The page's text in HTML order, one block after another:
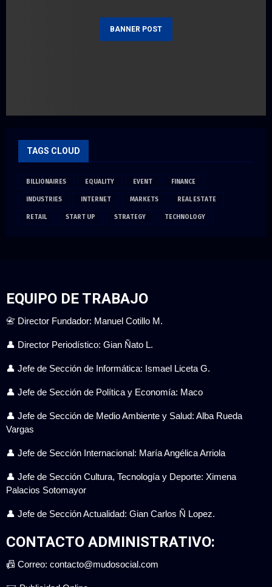
BANNER POST
TAGS CLOUD
BILLIONAIRES EQUALITY EVENT FINANCE
INDUSTRIES INTERNET MARKETS REAL ESTATE
RETAIL START UP STRATEGY TECHNOLOGY
EQUIPO DE TRABAJO
📇 Director Fundador: Manuel Cotillo M.
👤 Director Periodístico: Gian Ñato L.
👤 Jefe de Sección de Informática: Ismael Liceta G.
👤 Jefe de Sección de Política y Economía: Maco
👤 Jefe de Sección de Medio Ambiente y Salud: Alba Rueda
Vargas
👤 Jefe de Sección Internacional: María Angélica Arriola
👤 Jefe de Sección Cultura, Tecnología y Deporte: Ximena
Palacios Sotomayor
👤 Jefe de Sección Actualidad: Gian Carlos Ñ Lopez.
CONTACTO ADMINISTRATIVO:
📠 Correo: contacto@mudosocial.com